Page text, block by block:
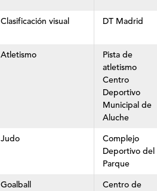
Clasificación visual DT Madrid
Atletismo
Pista de
atletismo
Centro
Deportivo
Municipal de
Aluche
Judo
Complejo
Deportivo del
Parque
Goalball
Centro de